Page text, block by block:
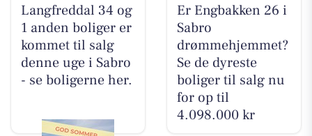
Langfreddal 34 og
1 anden boliger er
kommet til salg
denne uge i Sabro
- se boligerne her.
Er Engbakken 26 i
Sabro
drømmehjemmet?
Se de dyreste
boliger til salg nu
for op til
4.098.000 kr